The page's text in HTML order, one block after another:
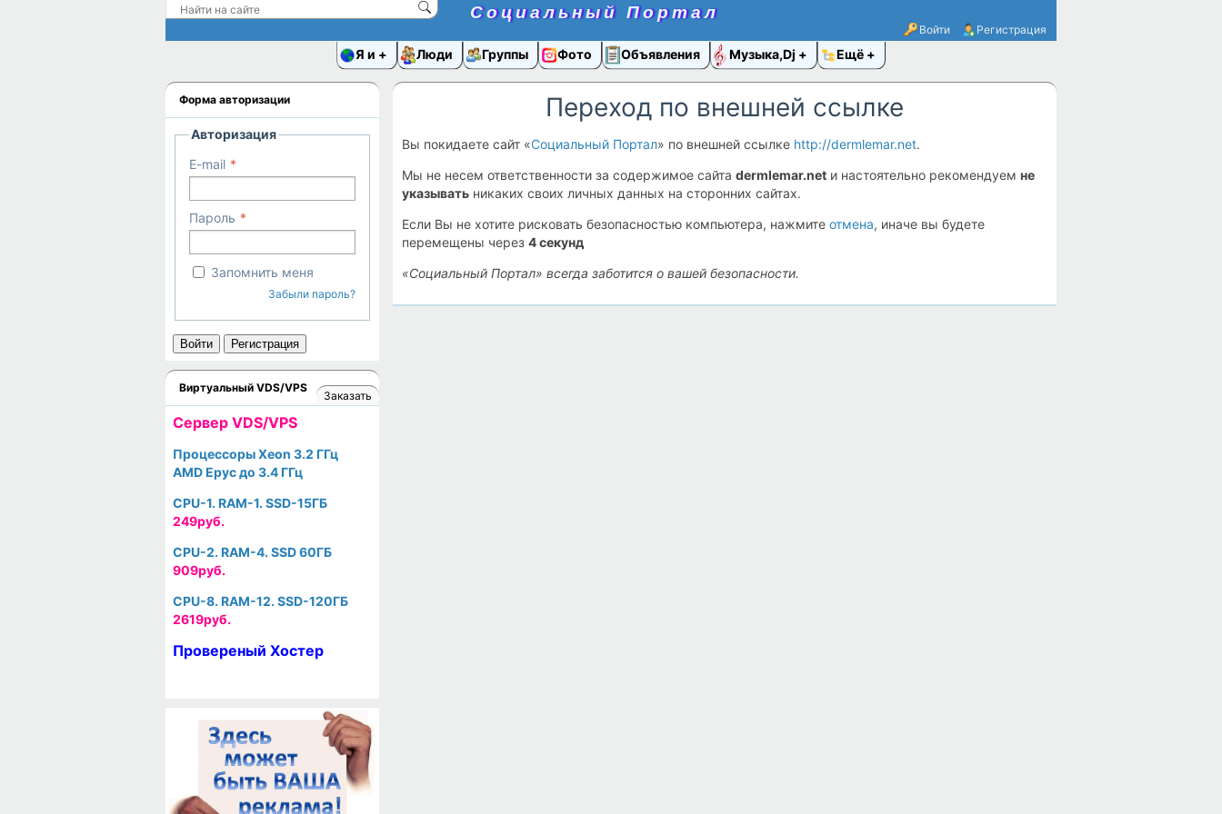
Социальный Портал
Войти Регистрация
Я и Люди Группы Фото Объявления Музыка,Dj Ещё
Переход по внешней ссылке
Вы покидаете сайт «Социальный Портал» по внешней ссылке http://dermlemar.net.
Мы не несем ответственности за содержимое сайта dermlemar.net и настоятельно рекомендуем не
указывать никаких своих личных данных на сторонних сайтах.
Если Вы не хотите рисковать безопасностью компьютера, нажмите отмена, иначе вы будете
перемещены через 4секунд
«Социальный Портал» всегда заботится о вашей безопасности.
Форма авторизации
Авторизация
E-mail
Пароль
Запомнить меня
Забыли пароль?
Войти Регистрация
Виртуальный VDS/VPS
Заказать
Cервер VDS/VPS
Процессоры Xeon 3.2 ГГц
AMD Epyc до 3.4 ГГц
CPU-1. RAM-1. SSD-15ГБ
249руб.
CPU-2. RAM-4. SSD 60ГБ
909руб.
CPU-8. RAM-12. SSD-120ГБ
2619руб.
Провереный Хостер